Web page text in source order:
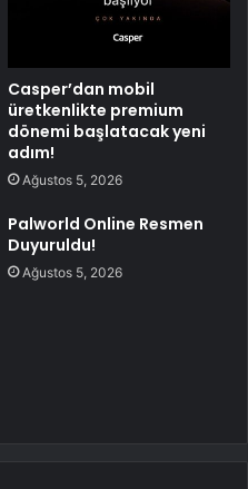
Casper’dan mobil
üretkenlikte premium
dönemi başlatacak yeni
adım!
Ağustos 5, 2026
Palworld Online Resmen
Duyuruldu!
Ağustos 5, 2026